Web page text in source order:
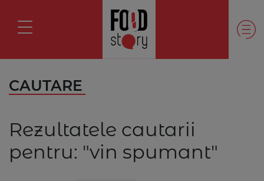
CAUTARE
Rezultatele cautarii
pentru: "vin spumant"